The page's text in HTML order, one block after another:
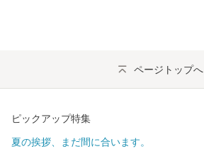
ページトップへ
ピックアップ特集
夏の挨拶、まだ間に合います。